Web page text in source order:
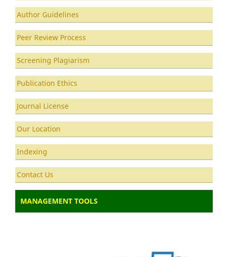
Author Guidelines
Peer Review Process
Screening Plagiarism
Publication Ethics
Journal License
Our Location
Indexing
Contact Us
MANAGEMENT TOOLS